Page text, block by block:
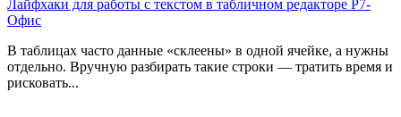
Лайфхаки для работы с текстом в табличном редакторе Р7-
Офис
В таблицах часто данные «склеены» в одной ячейке, а нужны
отдельно. Вручную разбирать такие строки — тратить время и
рисковать...